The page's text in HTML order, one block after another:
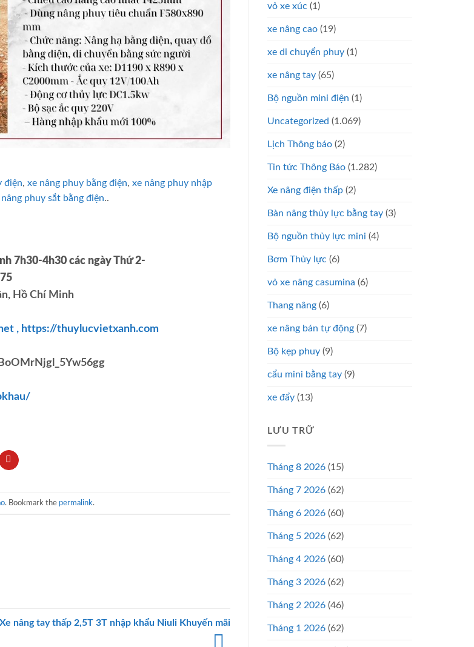
điện, xe nâng phuy bằng điện, xe nâng phuy nhập
phuy sắt bằng điện..
7h30-4h30 các ngày Thứ 2-
Hồ Chí Minh
, https://thuylucvietxanh.com
. Bookmark the permalink.
Xe nâng tay thấp 2,5T 3T nhập khẩu Niuli Khuyến mãi
vỏ xe xúc (1)
xe nâng cao (19)
xe di chuyển phuy (1)
xe nâng tay (65)
Bộ nguồn mini điện (1)
Uncategorized (1.069)
Lịch Thông báo (2)
Tin tức Thông Báo (1.282)
Xe nâng điện thấp (2)
Bàn nâng thủy lực bằng tay (3)
Bộ nguồn thủy lực mini (4)
Bơm Thủy lực (6)
vỏ xe nâng casumina (6)
Thang nâng (6)
xe nâng bán tự động (7)
Bộ kẹp phuy (9)
cẩu mini bằng tay (9)
xe đẩy (13)
LƯU TRỮ
Tháng 8 2026 (15)
Tháng 7 2026 (62)
Tháng 6 2026 (60)
Tháng 5 2026 (62)
Tháng 4 2026 (60)
Tháng 3 2026 (62)
Tháng 2 2026 (46)
Tháng 1 2026 (62)